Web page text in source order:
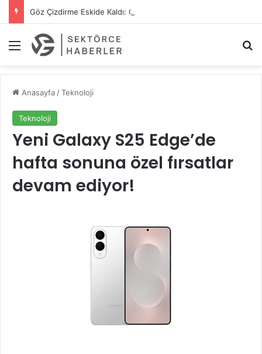
Menü
Anasayfa/Teknoloji
Teknoloji
Yeni Galaxy S25 Edge’de
hafta sonuna özel fırsatlar
devam ediyor!